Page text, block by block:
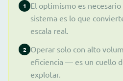
1
El optimismo es
sistema es lo que
escala real.
2 Operar solo con alto
eficiencia — es un cuello
explotar.